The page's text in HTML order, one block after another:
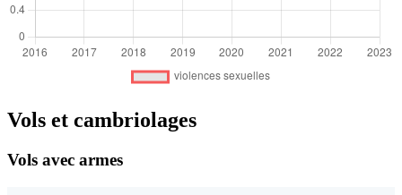
Vols et cambriolages
Vols avec armes